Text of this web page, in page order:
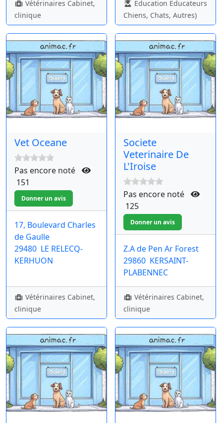
Vétérinaires Cabinet,
clinique
Education Educateurs
Chiens, Chats, Autres)
Vet Oceane
Pas encore noté
151
17, Boulevard Charles
de Gaulle
29480 LE RELECQ-
KERHUON
Vétérinaires Cabinet,
clinique
Societe
Veterinaire De
L'Iroise
Pas encore noté
125
Z.A de Pen Ar Forest
29860 KERSAINT-
PLABENNEC
Vétérinaires Cabinet,
clinique